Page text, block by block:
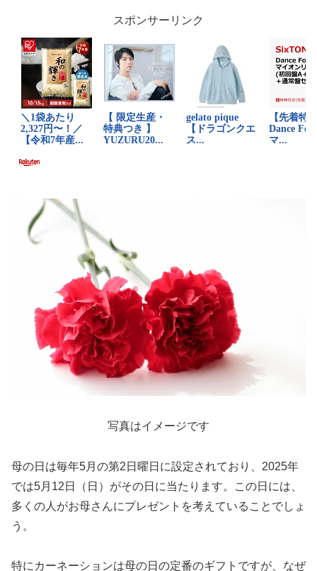
スポンサーリンク
写真はイメージです
母の日は毎年5月の第2日曜日に設定されており、2025年
では5月12日（日）がその日に当たります。この日には、
多くの人がお母さんにプレゼントを考えていることでしょ
う。
特にカーネーションは母の日の定番のギフトですが、なぜ